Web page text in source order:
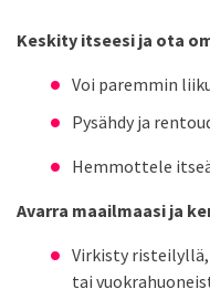
Keskity itseesi ja ota
Voi paremmin
Pysähdy ja
Hemmottele
Avarra maailmaasi ja
Virkisty
tai